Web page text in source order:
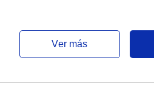
ver más